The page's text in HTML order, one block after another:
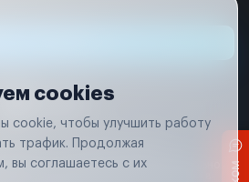
Удаление аккаунта
на сайте, носит исключительно
cookies
cookie, чтобы улучшить работу
трафик. Продолжая
вы соглашаетесь с их